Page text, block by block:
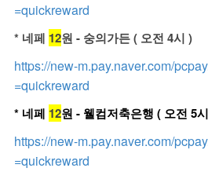
=quickreward
* 네페 12원 - 숭의가든 ( 오전 4시 )
https://new-m.pay.naver.com/
=quickreward
* 네페 12원 - 웰컴저축은행 ( 오전 5
https://new-m.pay.naver.com/
=quickreward